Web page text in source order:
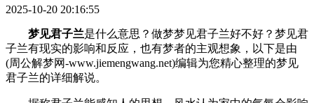
2025-10-20 20:16:55
梦见君子兰是什么意思？做梦梦见君子兰好不好？梦见君
子兰有现实的影响和反应，也有梦者的主观想象，以下是由
(周公解梦网-www.jiemengwang.net)编辑为您精心整理的梦见
君子兰的详细解说。